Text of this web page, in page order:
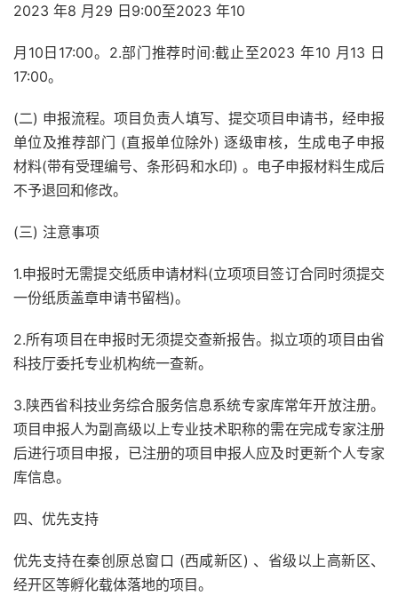
2023 年8 月29 日9:00至2023 年10
月10日17:00。2.部门推荐时间:截止至2023 年10 月13 日
17:00。
(二) 申报流程。项目负责人填写、提交项目申请书，经申报
单位及推荐部门 (直报单位除外) 逐级审核，生成电子申报
材料(带有受理编号、条形码和水印) 。电子申报材料生成后
不予退回和修改。
(三) 注意事项
1.申报时无需提交纸质申请材料(立项项目签订合同时须提交
一份纸质盖章申请书留档)。
2.所有项目在申报时无须提交查新报告。拟立项的项目由省
科技厅委托专业机构统一查新。
3.陕西省科技业务综合服务信息系统专家库常年开放注册。
项目申报人为副高级以上专业技术职称的需在完成专家注册
后进行项目申报，已注册的项目申报人应及时更新个人专家
库信息。
四、优先支持
优先支持在秦创原总窗口 (西咸新区) 、省级以上高新区、
经开区等孵化载体落地的项目。